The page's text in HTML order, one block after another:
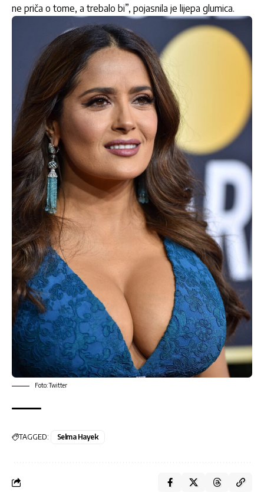
ne priča o tome, a trebalo bi”, pojasnila je lijepa glumica.
Foto: Twitter
TAGGED: Selma Hayek